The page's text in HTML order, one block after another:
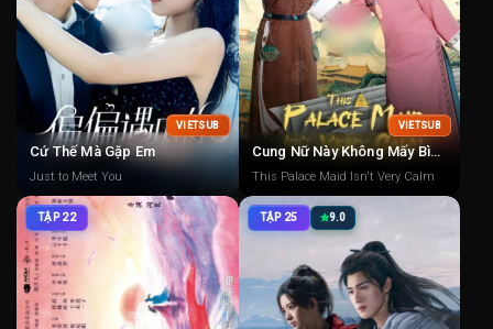
VIETSUB
Cứ Thế Mà Gặp Em
Just to Meet You
VIETSUB
Cung Nữ Này Không Mấy Bình Tĩnh
This Palace Maid Isn't Very Calm
TẬP 22 TẬP 25 9.0